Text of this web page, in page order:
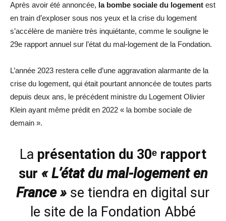
Après avoir été annoncée, la bombe sociale du logement est
en train d’exploser sous nos yeux et la crise du logement
s’accélère de manière très inquiétante, comme le souligne le
29e rapport annuel sur l’état du mal-logement de la Fondation.
L’année 2023 restera celle d’une aggravation alarmante de la
crise du logement, qui était pourtant annoncée de toutes parts
depuis deux ans, le précédent ministre du Logement Olivier
Klein ayant même prédit en 2022 « la bombe sociale de
demain ».
La présentation du 30ᵉ rapport
sur « L’état du mal-logement en
France » se tiendra en digital sur
le site de la Fondation Abbé